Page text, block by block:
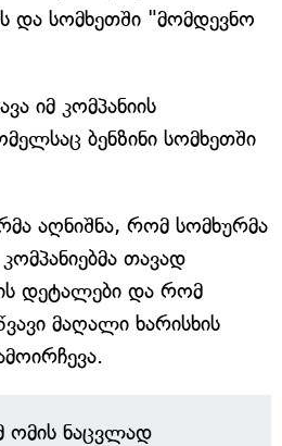
და სომხეთში "მომდევნო
იმ კომპანიის
ბენზინი სომხეთში
აღნიშნა, რომ სომხურმა
თავად
დეტალები და რომ
მაღალი ხარისხის
ომის ნაცვლად